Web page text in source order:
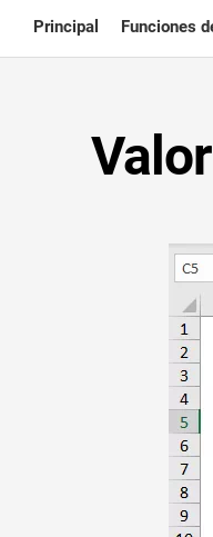
content
Principal Funciones
Consejos
Glosario
Atajos
teclado
Lecciones
Noticias
Tabla
dinámica